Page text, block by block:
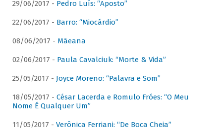
29/06/2017 - Pedro Luís: “Aposto”
22/06/2017 - Barro: “Miocárdio”
08/06/2017 - Mãeana
02/06/2017 - Paula Cavalciuk: “Morte & Vida”
25/05/2017 - Joyce Moreno: “Palavra e Som”
18/05/2017 - César Lacerda e Romulo Fróes: “O Meu
Nome É Qualquer Um”
11/05/2017 - Verônica Ferriani: “De Boca Cheia”